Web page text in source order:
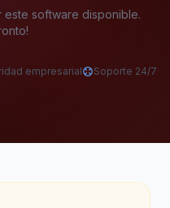
este software disponible.
empresarial Soporte 24/7